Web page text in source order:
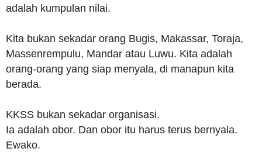
adalah kumpulan nilai.
Kita bukan sekadar orang Bugis, Makassar, Toraja,
Massenrempulu, Mandar atau Luwu. Kita adalah
orang-orang yang siap menyala, di manapun kita
berada.
KKSS bukan sekadar organisasi.
Ia adalah obor. Dan obor itu harus terus bernyala.
Ewako.